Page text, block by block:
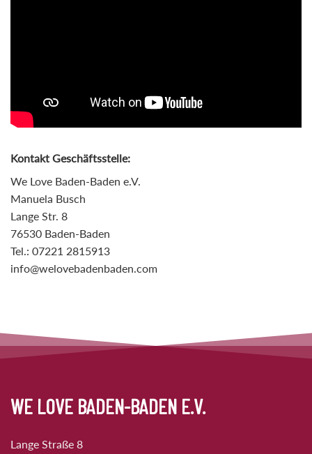
Kontakt Geschäftsstelle:
We Love Baden-Baden e.V.
Manuela Busch
Lange Str. 8
76530 Baden-Baden
Tel.: 07221 2815913
info@welovebadenbaden.com
WE LOVE BADEN-BADEN E.V.
Lange Straße 8